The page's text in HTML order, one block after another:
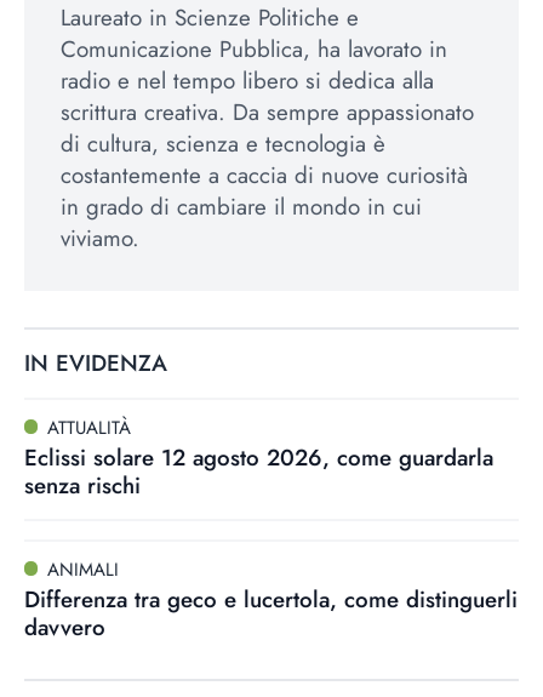
Laureato in Scienze Politiche e
Comunicazione Pubblica, ha lavorato in
radio e nel tempo libero si dedica alla
scrittura creativa. Da sempre appassionato
di cultura, scienza e tecnologia è
costantemente a caccia di nuove curiosità
in grado di cambiare il mondo in cui
viviamo.
IN EVIDENZA
ATTUALITÀ
Eclissi solare 12 agosto 2026, come guardarla
senza rischi
ANIMALI
Differenza tra geco e lucertola, come distinguerli
davvero